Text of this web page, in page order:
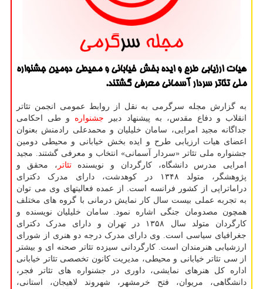
هیات ارزیابی طرح و ایده بخش خیابانی و محیطی دومین جشنواره
ملی تئاتر سردار آسمانی معرفی گشتند.
به گزارش مجله سرگرمی به نقل از روابط عمومی انجمن تئاتر
انقلاب و دفاع مقدس، به پیشنهاد دبیر جشنواره و طی احکامی
جداگانه مجید امرایی، سامان خلیلیان و محمدعلی رادمنش بعنوان
اعضای هیات ارزیابی طرح و ایده بخش خیابانی و محیطی دومین
جشنواره ملی تئاتر «سردار آسمانی» انتخاب و معرفی گشتند. مجید
امرایی مدرس دانشگاه، کارگردان و نویسندهتئاتر ، محقق و
پژوهشگر، متولد ۱۳۴۸ در کوهدشت، دارای مدرک دکترای
دراماتراپی از کشور فرانسه است. از عمده فعالیتهای وی می توان
به تجربه عملی بیست سال کار نمایش درمانی با گروه های مختلف
همچون مصدومان جنگی اشاره نمود. سامان خلیلیان نویسنده و
کارگردان متولد سال ۱۳۵۸ در تهران و دارای مدرک دکترای
جغرافیای سیاسی است. وی دارای مدرک درجه دو هنری از شورای
ارزشیابی هنرمندان است. کارگردانی سیزده تئاتر صحنه ای و بیشتر
از سی تئاتر خیابانی و محیطی، مدیریت کانون تخصصی تئاتر خیابانی
اداره کل هنرهای نمایشی، داوری در جشنواره های تئاتر فجر،
دانشگاهی، مریوان، فتح خرمشهر، شهروند لاهیجان، استانی،